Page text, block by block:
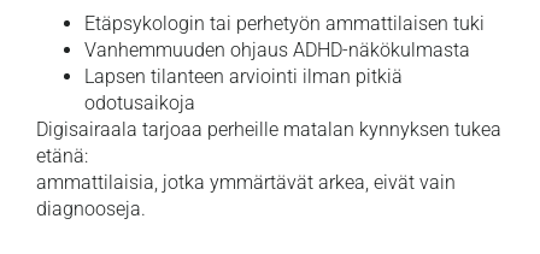
Etäpsykologin tai perhetyön ammattilaisen tuki
Vanhemmuuden ohjaus ADHD-näkökulmasta
Lapsen tilanteen arviointi ilman pitkiä
odotusaikoja
Digisairaala tarjoaa perheille matalan kynnyksen tukea
etänä:
ammattilaisia, jotka ymmärtävät arkea, eivät vain
diagnooseja.